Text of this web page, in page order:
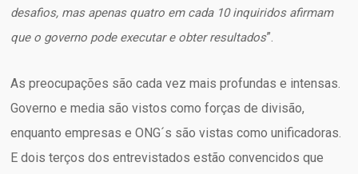
desafios, mas apenas quatro em cada 10 inquiridos afirmam
que o governo pode executar e obter resultados”.
As preocupações são cada vez mais profundas e intensas.
Governo e media são vistos como forças de divisão,
enquanto empresas e ONG´s são vistas como unificadoras.
E dois terços dos entrevistados estão convencidos que